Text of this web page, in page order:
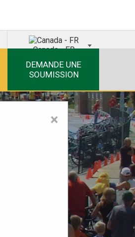
Canada - FR
DEMANDE UNE
SOUMISSION
×